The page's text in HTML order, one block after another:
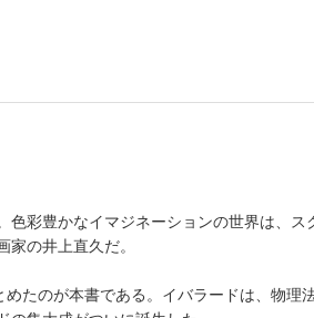
彩豊かなイマジネーションの世界は、ス
の井上直久だ。
たのが本書である。イバラードは、物理